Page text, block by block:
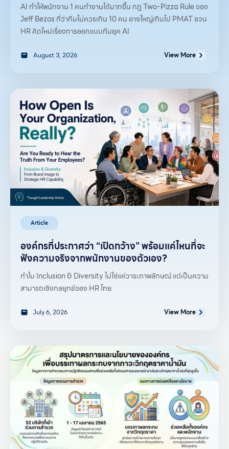
AI ทำให้พนักงาน 1 คนทำงานได้มากขึ้น กฎ Two-Pizza Rule ของ
Jeff Bezos ที่ว่าทีมไม่ควรเกิน 10 คน อาจใหญ่เกินไป PMAT ชวน
HR คิดใหม่เรื่องการออกแบบทีมยุค AI
August 3, 2026 View More
Article
องค์กรที่ประกาศว่า “เปิดกว้าง” พร้อมแค่ไหนที่จะ
ฟังความจริงจากพนักงานของตัวเอง?
ทำไม Inclusion & Diversity ไม่ใช่แค่วาระภาพลักษณ์ แต่เป็นความ
สามารถเชิงกลยุทธ์ของ HR ไทย
July 6, 2026 View More